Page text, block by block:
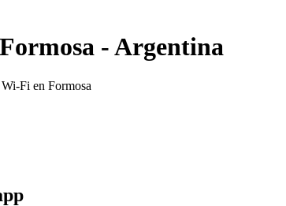
Formosa -Argentina
Wi-Fi en Formosa